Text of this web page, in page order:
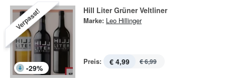
Verpasst!
-29%
Hill Liter Grüner Veltliner
Marke: Leo Hillinger
Preis: € 4,99 € 6,99